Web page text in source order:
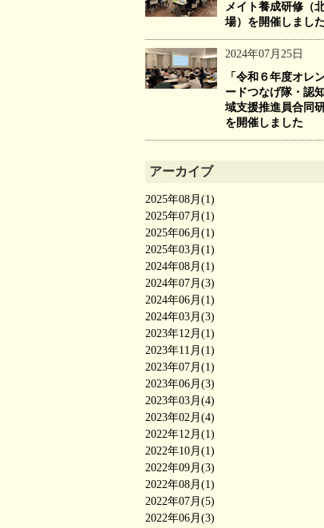
メイト養成研修（
場）を開催しました
2024年07月25日
「令和６年度オレ
ードつなげ隊・認
域支援推進員合同研
を開催しました
アーカイブ
2025年08月(1)
2025年07月(1)
2025年06月(1)
2025年03月(1)
2024年08月(1)
2024年07月(3)
2024年06月(1)
2024年03月(3)
2023年12月(1)
2023年11月(1)
2023年07月(1)
2023年06月(3)
2023年03月(4)
2023年02月(4)
2022年12月(1)
2022年10月(1)
2022年09月(3)
2022年08月(1)
2022年07月(5)
2022年06月(3)